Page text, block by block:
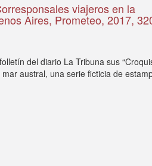
viajeros en la
Aires, Prometeo, 2017,
del diario La Tribuna sus
austral, una serie ficticia de